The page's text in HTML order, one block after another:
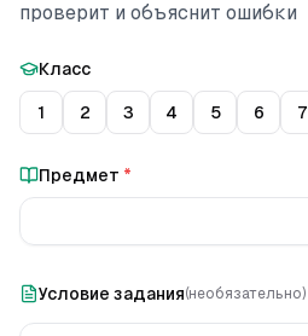
проверит и объяснит ошибки
Класс
1 2 3 4 5 6 7
Предмет *
Условие задания(необязательно)